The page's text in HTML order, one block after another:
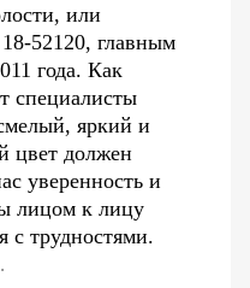
или
52120, главным
года. Как
специалисты
яркий и
цвет должен
уверенность и
лицом к лицу
с трудностями.